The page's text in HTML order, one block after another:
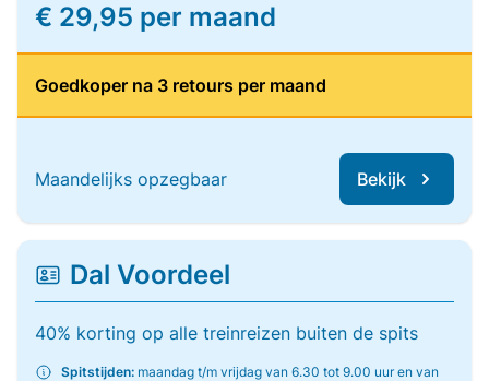
€ 29,95 per maand
Goedkoper na 3 retours per maand
Maandelijks opzegbaar Bekijk
Dal Voordeel
40% korting op alle treinreizen buiten de spits
Spitstijden: maandag t/m vrijdag van 6.30 tot 9.00 uur en van